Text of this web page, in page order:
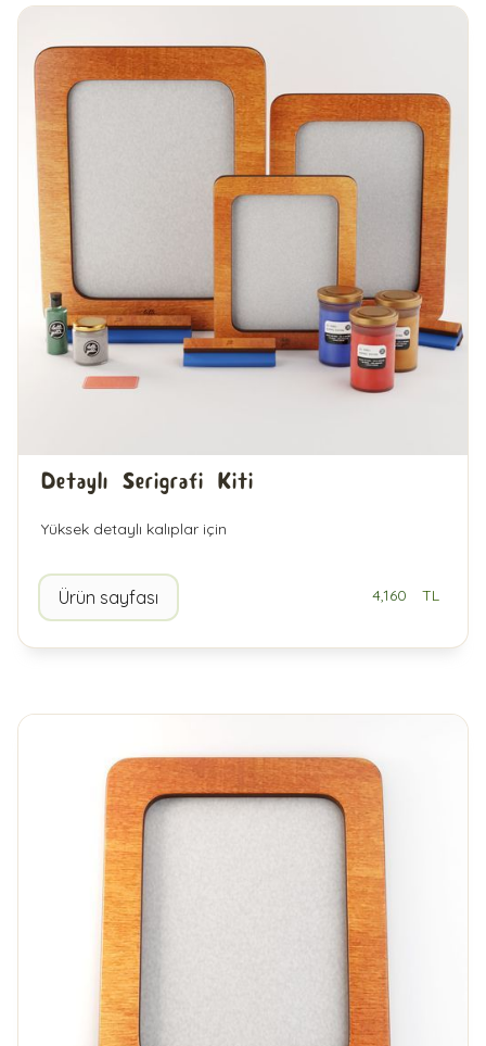
Detaylı Serigrafi Kiti
Yüksek detaylı kalıplar için
Ürün sayfası 4,160 TL